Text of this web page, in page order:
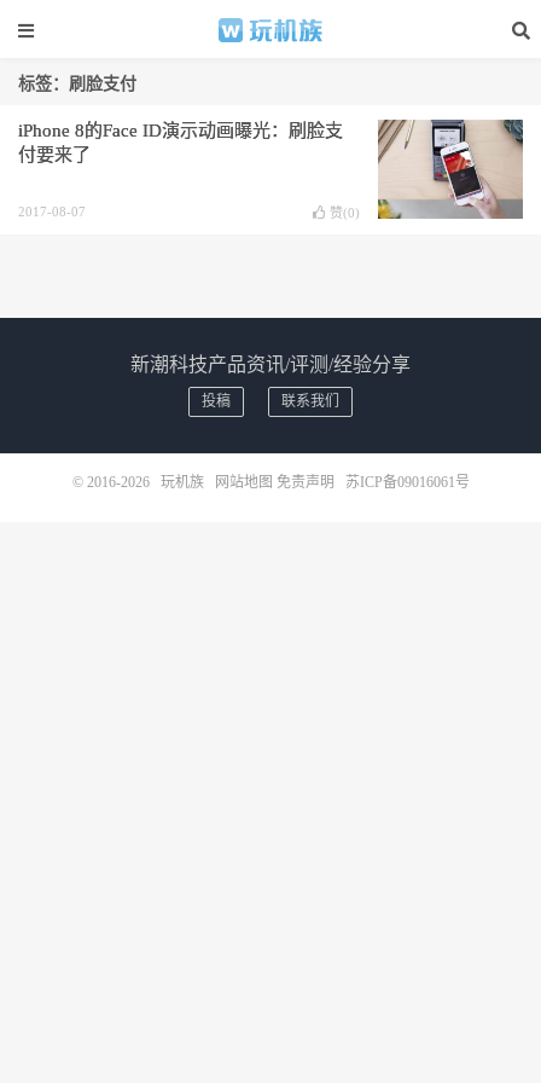
标签：刷脸支付
iPhone 8的Face ID演示动画曝光：刷脸支
付要来了
2017-08-07 赞(0)
新潮科技产品资讯/评测/经验分享
投稿 联系我们
© 2016-2026 玩机族 网站地图 免责声明 苏ICP备09016061号